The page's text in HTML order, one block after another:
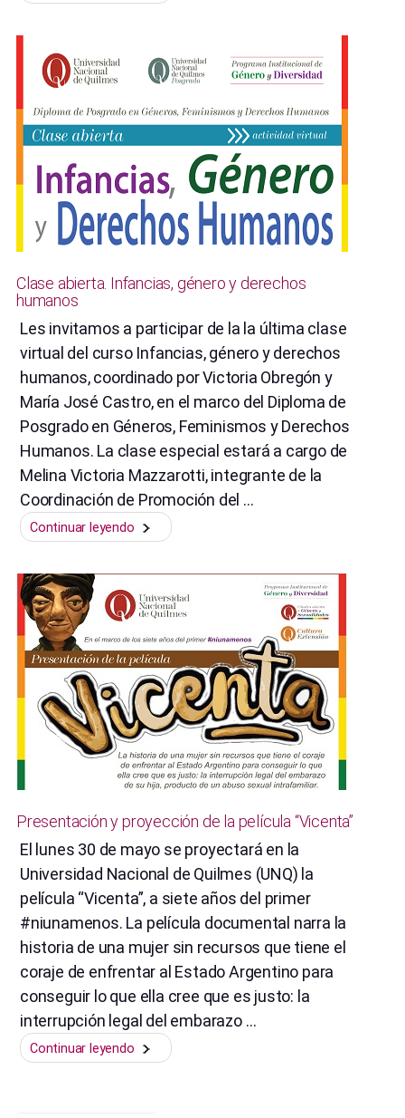
Diversidades
la
UNQ”
Clase abierta. Infancias, género y derechos
humanos
Les invitamos a participar de la la última clase
virtual del curso Infancias, género y derechos
humanos, coordinado por Victoria Obregón y
María José Castro, en el marco del Diploma de
Posgrado en Géneros, Feminismos y Derechos
Humanos. La clase especial estará a cargo de
Melina Victoria Mazzarotti, integrante de la
Coordinación de Promoción del …
Continuar leyendo
“Clase
Infancias,
género
y
derechos
humanos”
Presentación y proyección de la película “Vicenta”
El lunes 30 de mayo se proyectará en la
Universidad Nacional de Quilmes (UNQ) la
película “Vicenta”, a siete años del primer
#niunamenos. La película documental narra la
historia de una mujer sin recursos que tiene el
coraje de enfrentar al Estado Argentino para
conseguir lo que ella cree que es justo: la
interrupción legal del embarazo …
Continuar leyendo
“Presentación